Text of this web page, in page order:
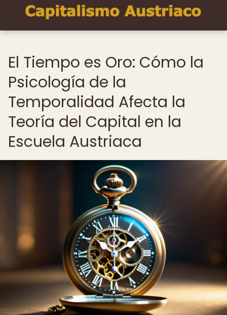
El Tiempo es Oro: Cómo la
Psicología de la
Temporalidad Afecta la
Teoría del Capital en la
Escuela Austriaca